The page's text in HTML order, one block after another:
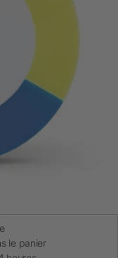
le panier